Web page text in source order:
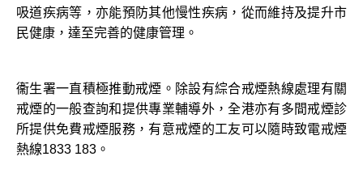
吸道疾病等，亦能預防其他慢性疾病，從而維持及提升市
民健康，達至完善的健康管理。
衞生署一直積極推動戒煙。除設有綜合戒煙熱線處理有關
戒煙的一般查詢和提供專業輔導外，全港亦有多間戒煙診
所提供免費戒煙服務，有意戒煙的工友可以隨時致電戒煙
熱線1833 183。